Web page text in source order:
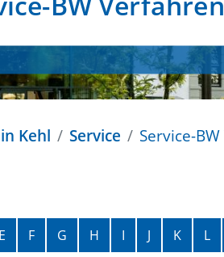
Kehl Service Service-
überspringen
E F G H I J K L